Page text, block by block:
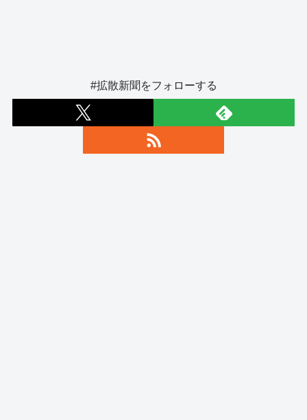
#拡散新聞をフォローする